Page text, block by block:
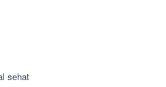
sehat